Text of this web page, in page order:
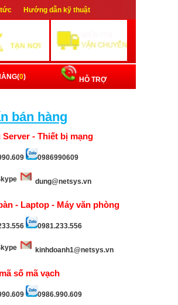
Hướng dẫn kỹ thuật
HỖ TRỢ
0)
bán hàng
Server - Thiết bị mạng
0986990609
dung@netsys.vn
- Laptop - Máy văn phòng
0981.233.556
kinhdoanh1@netsys.vn
số mã vạch
0986.990.609